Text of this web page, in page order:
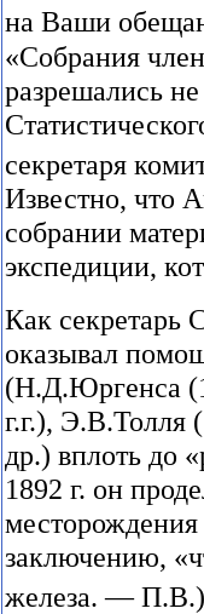
на Ваши
«Собрания
разрешались
секретаря
Известно, что
собрании
экспедиции,
Как секретарь
оказывал
(Н.Д.Юргенса
г.г.), Э.В.Толля
др.) вплоть до
1892 г. он
заключению,
железа. — П.В.)